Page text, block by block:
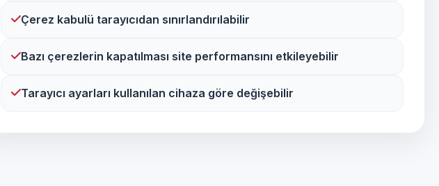
Çerez kabulü tarayıcıdan sınırlandırılabilir
Bazı çerezlerin kapatılması site performansını etkileyebilir
Tarayıcı ayarları kullanılan cihaza göre değişebilir